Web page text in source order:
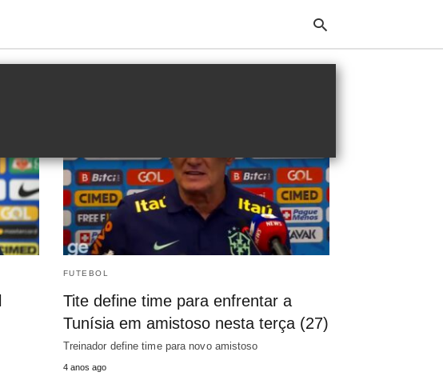
FUTEBOL
Tite define time para enfrentar a
Tunísia em amistoso nesta terça (27)
Treinador define time para novo amistoso
4 anos ago